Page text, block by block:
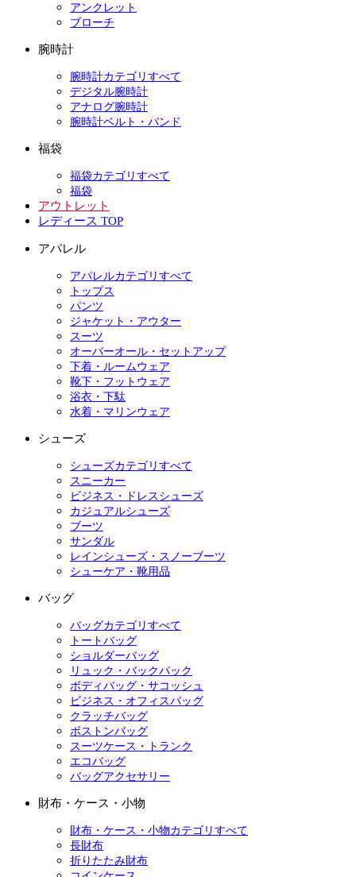
アンクレット
ブローチ
腕時計
腕時計カテゴリすべて
デジタル腕時計
アナログ腕時計
腕時計ベルト・バンド
福袋
福袋カテゴリすべて
福袋
アウトレット
レディース TOP
アパレル
アパレルカテゴリすべて
トップス
パンツ
ジャケット・アウター
スーツ
オーバーオール・セットアップ
下着・ルームウェア
靴下・フットウェア
浴衣・下駄
水着・マリンウェア
シューズ
シューズカテゴリすべて
スニーカー
ビジネス・ドレスシューズ
カジュアルシューズ
ブーツ
サンダル
レインシューズ・スノーブーツ
シューケア・靴用品
バッグ
バッグカテゴリすべて
トートバッグ
ショルダーバッグ
リュック・バックパック
ボディバッグ・サコッシュ
ビジネス・オフィスバッグ
クラッチバッグ
ボストンバッグ
スーツケース・トランク
エコバッグ
バッグアクセサリー
財布・ケース・小物
財布・ケース・小物カテゴリすべて
長財布
折りたたみ財布